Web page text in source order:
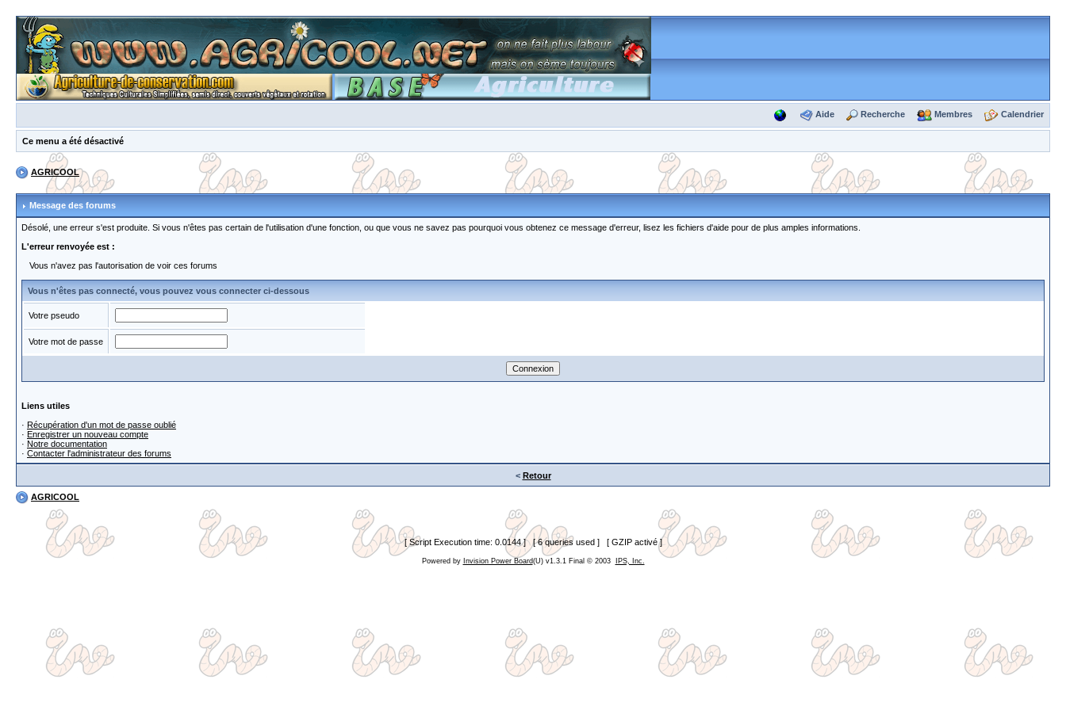
Aide Recherche Membres Calendrier
Ce menu a été désactivé
AGRICOOL
Message des forums
Désolé, une erreur s'est produite. Si vous n'êtes pas certain de l'utilisation d'une fonction, ou que vous ne savez pas pourquoi vous obtenez ce message d'erreur, lisez les fichiers d'aide pour de plus amples informations.
L'erreur renvoyée est :
Vous n'avez pas l'autorisation de voir ces forums
Vous n'êtes pas connecté, vous pouvez vous connecter ci-dessous
Votre pseudo
Votre mot de passe
Liens utiles
· Récupération d'un mot de passe oublié
· Enregistrer un nouveau compte
· Notre documentation
· Contacter l'administrateur des forums
< Retour
AGRICOOL
[ Script Execution time: 0.0144 ] [ 6 queries used ] [ GZIP activé ]
Powered by Invision Power Board(U) v1.3.1 Final © 2003 IPS, Inc.